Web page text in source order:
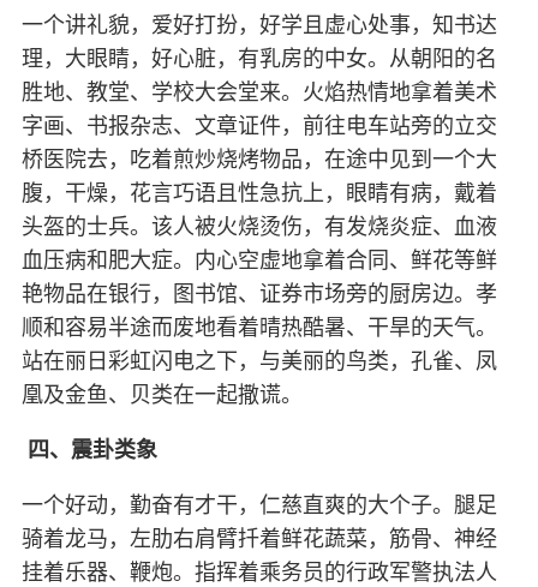
一个讲礼貌，爱好打扮，好学且虚心处事，知书达
理，大眼睛，好心脏，有乳房的中女。从朝阳的名
胜地、教堂、学校大会堂来。火焰热情地拿着美术
字画、书报杂志、文章证件，前往电车站旁的立交
桥医院去，吃着煎炒烧烤物品，在途中见到一个大
腹，干燥，花言巧语且性急抗上，眼睛有病，戴着
头盔的士兵。该人被火烧烫伤，有发烧炎症、血液
血压病和肥大症。内心空虚地拿着合同、鲜花等鲜
艳物品在银行，图书馆、证券市场旁的厨房边。孝
顺和容易半途而废地看着晴热酷暑、干旱的天气。
站在丽日彩虹闪电之下，与美丽的鸟类，孔雀、凤
凰及金鱼、贝类在一起撒谎。
四、震卦类象
一个好动，勤奋有才干，仁慈直爽的大个子。腿足
骑着龙马，左肋右肩臂扦着鲜花蔬菜，筋骨、神经
挂着乐器、鞭炮。指挥着乘务员的行政军警执法人